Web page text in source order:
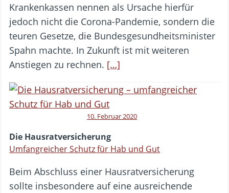
Krankenkassen nennen als Ursache hierfür
jedoch nicht die Corona-Pandemie, sondern die
teuren Gesetze, die Bundesgesundheitsminister
Spahn machte. In Zukunft ist mit weiteren
Anstiegen zu rechnen. […]
10. Februar 2020
Die Hausratversicherung
Umfangreicher Schutz für Hab und Gut
Beim Abschluss einer Hausratversicherung
sollte insbesondere auf eine ausreichende